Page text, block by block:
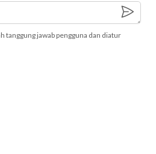
tanggung jawab pengguna dan diatur